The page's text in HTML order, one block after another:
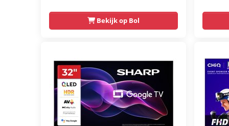
Design - Dolby Audio -
Nieuw
Bekijk op Bol